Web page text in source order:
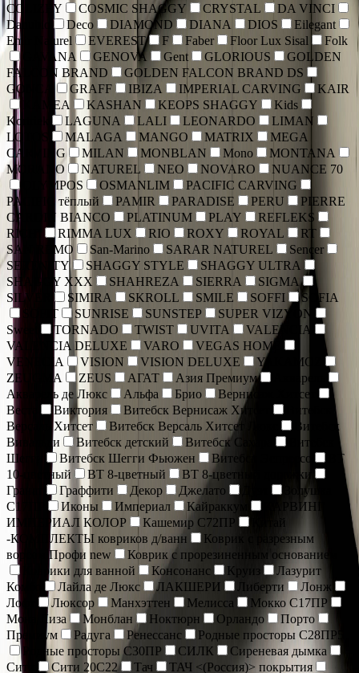
COLIZEY
COSMIC SHAGGY CRYSTAL
DA VINCI
Danubio
Deco DIAMOND DIANA DIOS
Eilegant
Emir Naturel
EVEREST F Faber Floor Lux Sisal
Folk
GAVANA
GENOVA Gent GLORIOUS
GOLDEN
FALCON BRAND
GOLDEN FALCON BRAND DS
GONCA
GRAFF IBIZA IMPERIAL CARVING
KAIR
KAMEA
KASHAN KEOPS SHAGGY
Kids
Kortriek
LAGUNA LALI LEONARDO
LIMAN
LOTOS
MALAGA MANGO MATRIX
MEGA
CARVING
MILAN MONBLAN Mono
MONTANA
MORANO
NATUREL NEO NOVARO
NUANCE 70
OLYMPOS
OSMANLIM
PACIFIC CARVING
PACIFIC тёплый
PAMIR PARADISE PERU
PIERRE
CARDIN BIANCO
PLATINUM PLAY
REFLEKS
RICHI
RIMMA LUX RIO ROXY ROYAL
RT
SAN REMO
San-Marino SARAR NATUREL
Sencer
SERENITY
SHAGGY STYLE
SHAGGY ULTRA
SHAGGY XXX
SHAHREZA SIERRA
SIGMA
SILVER
SIMIRA SKROLL SMILE SOFFI
SOFIA
SOFIT
SUNRISE SUNSTEP
SUPER VIZYON
Sweet
TORNADO TWIST UVITA
VALENCIA
VALENCIA DELUXE
VARO
VEGAS HOME
VENECIA
VISION VISION DELUXE
YAKAMOZ
ZEUGMA
ZEUS АГАТ Азия Премиум
Акварель
Акварель де Люкс
Альфа Брио
Вернисаж Хитсет
Веста
Виктория Витебск Вернисаж Хитсет
Витебск
Версаль Хитсет
Витебск Версаль Хитсет Люкс
Витебск
Вивальди
Витебск детский Витебск Сахара
Витебск
Шегги
Витебск Шегги Фьюжен Витебск Эспрессо
ВТ
10-цветный
ВТ 8-цветный
ВТ 8-цветный дорожки
Гранат
Граффити Декор Джелато
Золушка
С17ПР
Иконы Империал Кайраккум
КАРВИНГ
ИМПЕРИАЛ КОЛОР
Кашемир С72ПР
Китай
-КОМПЛЕКТЫ ковриков д/ванн
Коврик c разрезным
ворсом Профи new
Коврик с прорезиненным основанием
Коврики для ванной
Консонанс Круиз
Лазурит
Комбо
Лайла де Люкс ЛАКШЕРИ Либерти
Лонж
Лофт
Люксор Манхэттен Мелисса
Мокко С17ПР
Мона Лиза
Монблан Ноктюрн Орландо
Порто
Премиум
Радуга Ренессанс
Родные просторы С28ПР5
Родные просторы С30ПР
СИЛК
Сиреневая дымка
Сити
Сити 20С22 Тач ТАЧ <(Россия)> покрытия